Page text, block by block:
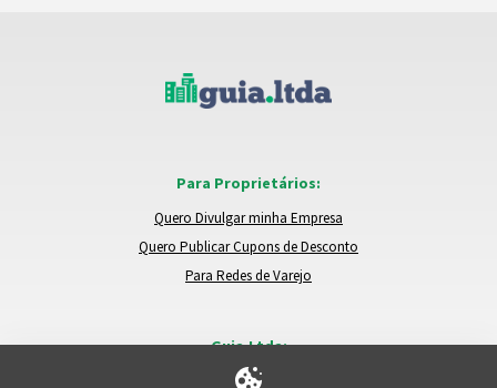
Para Proprietários:
Quero Divulgar minha Empresa
Quero Publicar Cupons de Desconto
Para Redes de Varejo
Guia.Ltda:
Locais e Empresas